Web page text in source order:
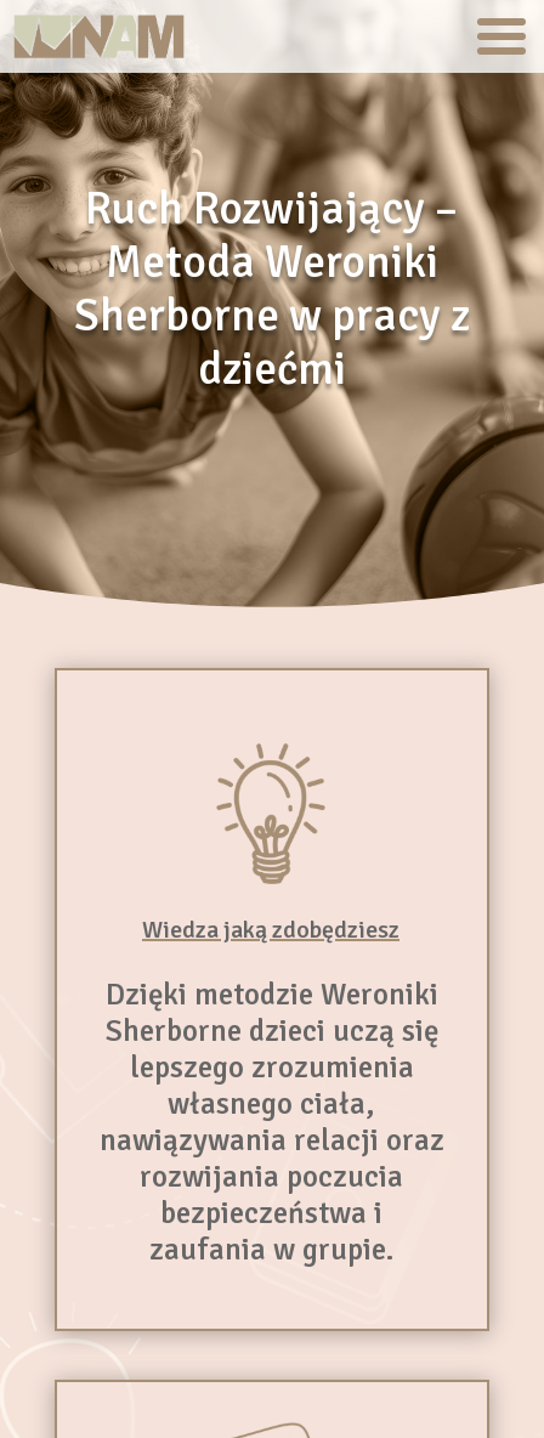
Ruch Rozwijający –
Metoda Weroniki
Sherborne w pracy z
dziećmi
Wiedza jaką zdobędziesz
Dzięki metodzie Weroniki
Sherborne dzieci uczą się
lepszego zrozumienia
własnego ciała,
nawiązywania relacji oraz
rozwijania poczucia
bezpieczeństwa i
zaufania w grupie.